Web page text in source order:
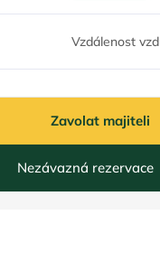
Vzdálenost
Zavolat majiteli
Nezávazná rezervace